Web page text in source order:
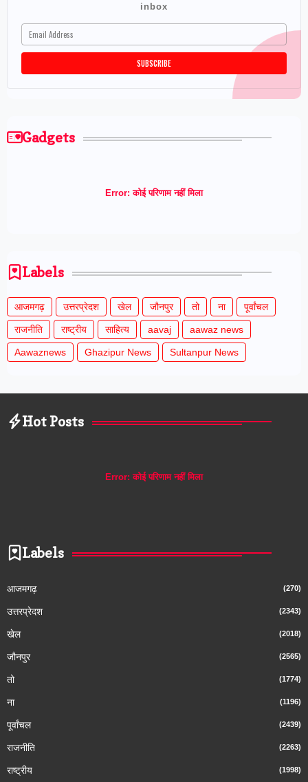
inbox
Gadgets
Error: कोई परिणाम नहीं मिला
Labels
आजमगढ़ उत्तरप्रेदश खेल जौनपुर तो ना पूर्वांचल
राजनीति राष्ट्रीय साहित्य aavaj aawaz news
Aawaznews Ghazipur News Sultanpur News
Hot Posts
Error: कोई परिणाम नहीं मिला
Labels
आजमगढ़ (270)
उत्तरप्रेदश (2343)
खेल (2018)
जौनपुर (2565)
तो (1774)
ना (1196)
पूर्वांचल (2439)
राजनीति (2263)
राष्ट्रीय (1998)